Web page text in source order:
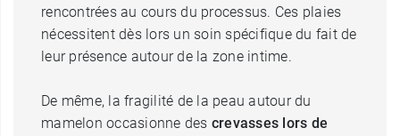
rencontrées au cours du processus. Ces plaies
nécessitent dès lors un soin spécifique du fait de
leur présence autour de la zone intime.
De même, la fragilité de la peau autour du
mamelon occasionne des crevasses lors de